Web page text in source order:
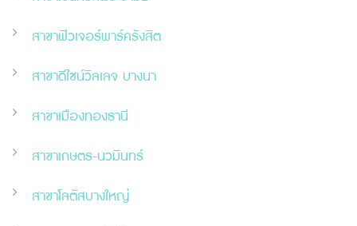
สาขาฟิวเจอร์พาร์ครังสิต
สาขาดีไซน์วิลเลจ บางนา
สาขาเมืองทองธานี
สาขาเกษตร-นวมินทร์
สาขาโลตัสบางใหญ่